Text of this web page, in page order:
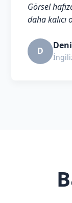
Görsel
daha kalıcı
D